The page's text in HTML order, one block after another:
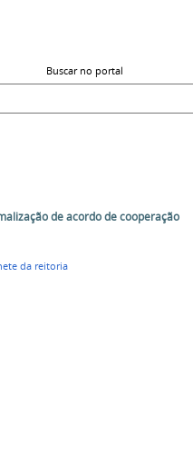
Buscar no portal
de acordo de cooperação
da reitoria